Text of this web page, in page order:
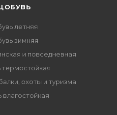
летняя
зимняя
и повседневная
термостойкая
охоты и туризма
влагостойкая